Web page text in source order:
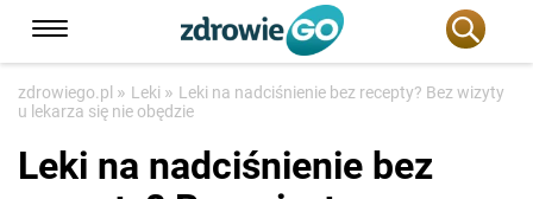
zdrowiego.pl » Leki » Leki na nadciśnienie bez recepty? Bez wizyty
u lekarza się nie obędzie
Leki na nadciśnienie bez